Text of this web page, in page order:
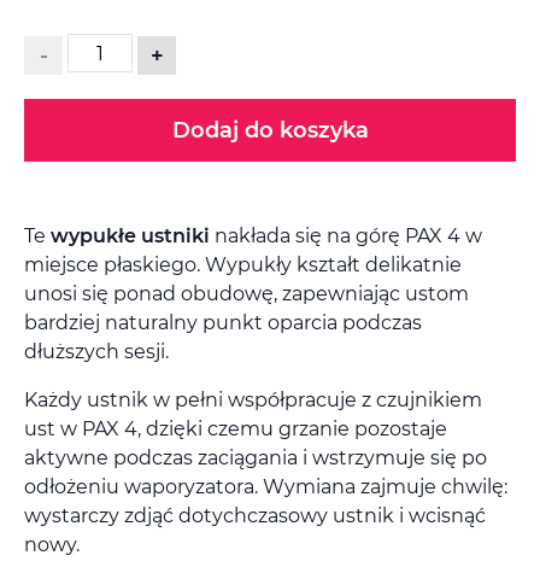
- +
Dodaj do koszyka
Te wypukłe ustniki nakłada się na górę PAX 4 w
miejsce płaskiego. Wypukły kształt delikatnie
unosi się ponad obudowę, zapewniając ustom
bardziej naturalny punkt oparcia podczas
dłuższych sesji.
Każdy ustnik w pełni współpracuje z czujnikiem
ust w PAX 4, dzięki czemu grzanie pozostaje
aktywne podczas zaciągania i wstrzymuje się po
odłożeniu waporyzatora. Wymiana zajmuje chwilę:
wystarczy zdjąć dotychczasowy ustnik i wcisnąć
nowy.